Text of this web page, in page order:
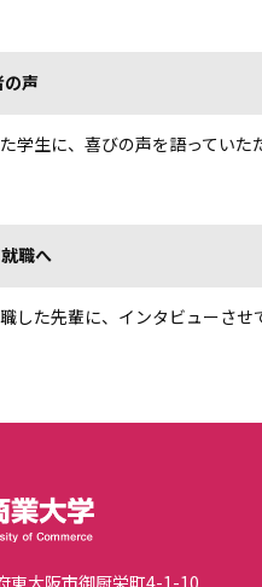
の声
学生に、喜びの声を語っていた
職へ
した先輩に、インタビューさせ